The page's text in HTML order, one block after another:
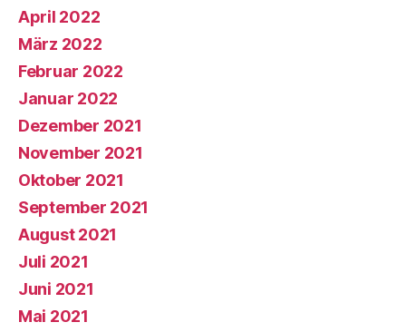
April 2022
März 2022
Februar 2022
Januar 2022
Dezember 2021
November 2021
Oktober 2021
September 2021
August 2021
Juli 2021
Juni 2021
Mai 2021